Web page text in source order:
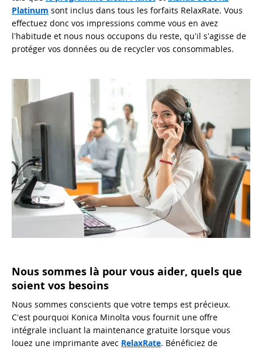
Platinum sont inclus dans tous les forfaits RelaxRate. Vous
effectuez donc vos impressions comme vous en avez
l'habitude et nous nous occupons du reste, qu'il s'agisse de
protéger vos données ou de recycler vos consommables.
Nous sommes là pour vous aider, quels que
soient vos besoins
Nous sommes conscients que votre temps est précieux.
C'est pourquoi Konica Minolta vous fournit une offre
intégrale incluant la maintenance gratuite lorsque vous
louez une imprimante avec RelaxRate. Bénéficiez de